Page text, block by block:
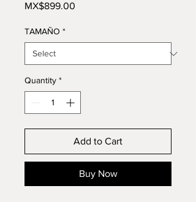
MX$899.00
TAMAÑO *
Quantity *
Add to Cart
Buy Now